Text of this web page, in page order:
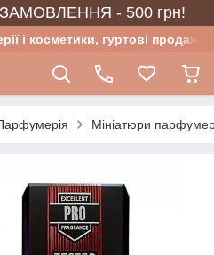
- 500 грн!
і косметики, гуртові продажі
Мініатюри